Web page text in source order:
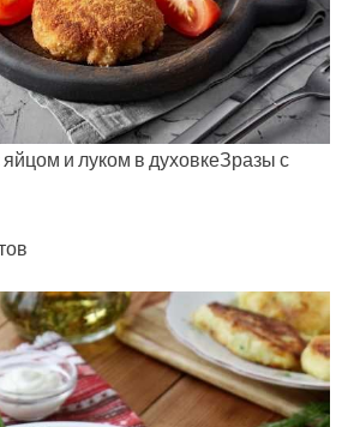
и луком в духовкеЗразы с